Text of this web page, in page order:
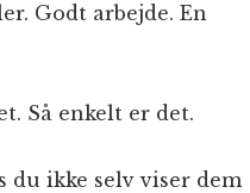
Godt arbejde. En
Så enkelt er det.
ikke selv viser dem